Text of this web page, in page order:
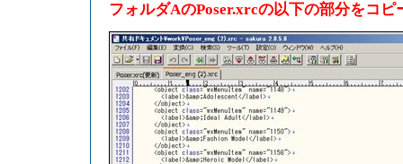
フォルダAのPoser.xrcの以下の部分をコピ